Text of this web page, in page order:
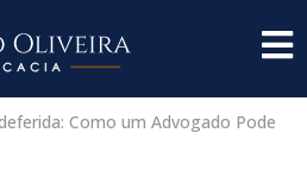
Como um Advogado Pode